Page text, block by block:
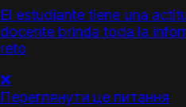
El estudiante tiene una
docente brinda toda la
reto
❌
Переглянути це питання